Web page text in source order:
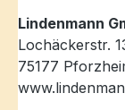
Lindenmann
Lochäckerstr.
75177